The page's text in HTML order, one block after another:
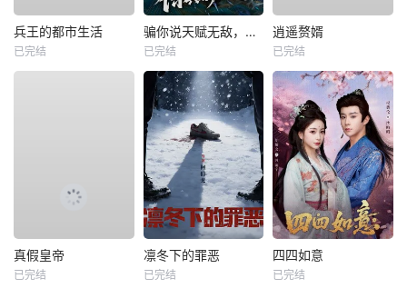
兵王的都市生活
已完结
骗你说天赋无敌，你真暴力成帝
已完结
逍遥赘婿
已完结
真假皇帝
已完结
凛冬下的罪恶
已完结
四四如意
已完结